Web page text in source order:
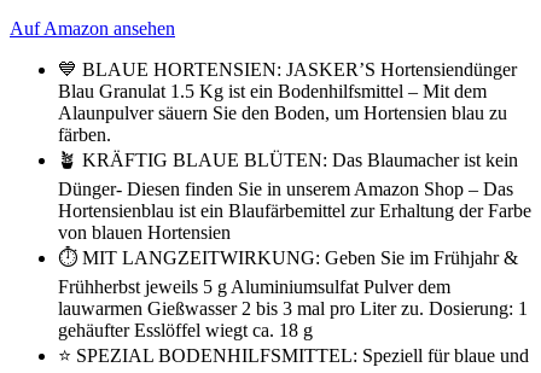
Auf Amazon ansehen
💙 BLAUE HORTENSIEN: JASKER’S Hortensiendünger
Blau Granulat 1.5 Kg ist ein Bodenhilfsmittel – Mit dem
Alaunpulver säuern Sie den Boden, um Hortensien blau zu
färben.
🪴 KRÄFTIG BLAUE BLÜTEN: Das Blaumacher ist kein
Dünger- Diesen finden Sie in unserem Amazon Shop – Das
Hortensienblau ist ein Blaufärbemittel zur Erhaltung der Farbe
von blauen Hortensien
⏱ MIT LANGZEITWIRKUNG: Geben Sie im Frühjahr &
Frühherbst jeweils 5 g Aluminiumsulfat Pulver dem
lauwarmen Gießwasser 2 bis 3 mal pro Liter zu. Dosierung: 1
gehäufter Esslöffel wiegt ca. 18 g
⭐️ SPEZIAL BODENHILFSMITTEL: Speziell für blaue und